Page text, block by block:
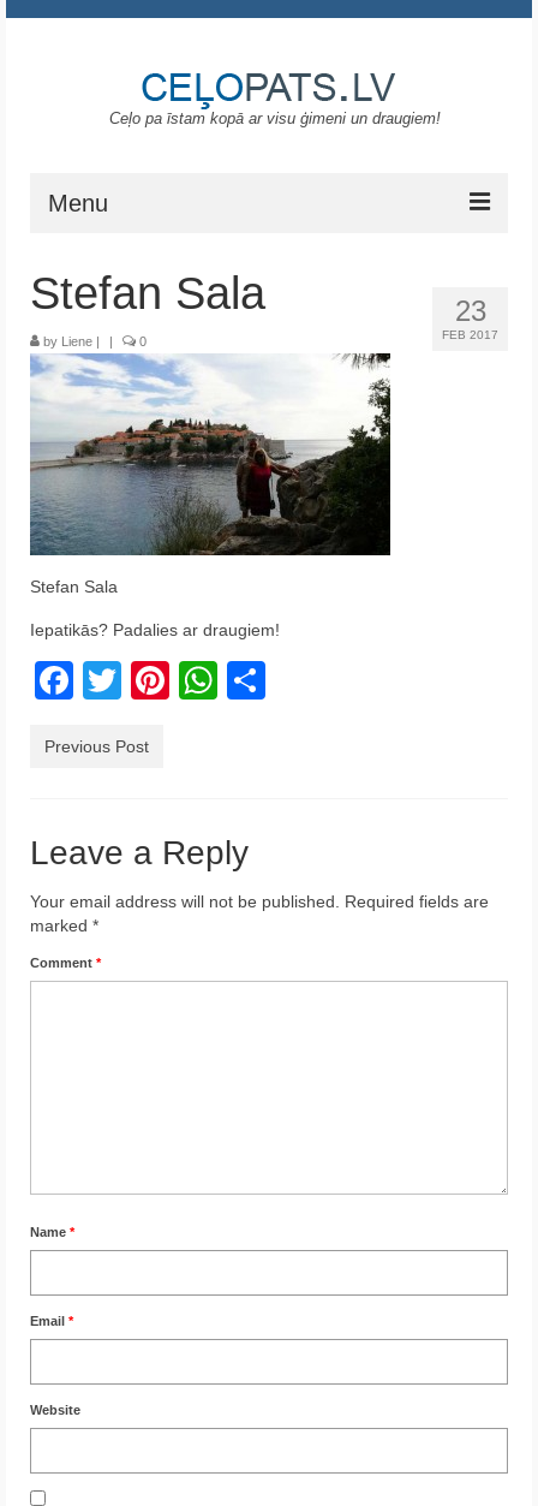
Ceļo pa īstam kopā ar visu ģimeni un draugiem!
Menu
Portugāle
Melnkalne
Grieķija
Austrija
Indonēzija
Par Mums
23
FEB 2017
Stefan Sala
by Liene | | 0
Stefan Sala
Iepatikās? Padalies ar draugiem!
Facebook
TwitterPinterest
WhatsApp
Previous Post
Leave a Reply
Your email address will not be published.
Required fields are
marked *
Comment *
Name *
Email *
Website